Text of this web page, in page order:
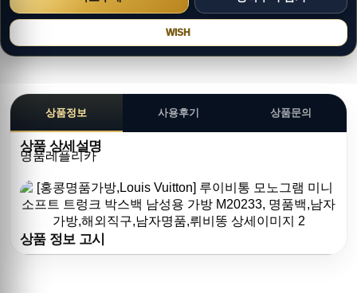
WISH
상품정보 사용후기 상품문의
상품 상세설명
명품레플리카
상품 정보 고시